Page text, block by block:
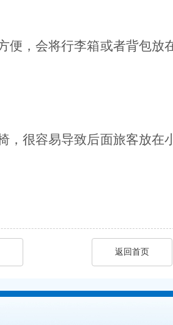
便，会将行李箱或者背包
，很容易导致后面旅客放
返回首页